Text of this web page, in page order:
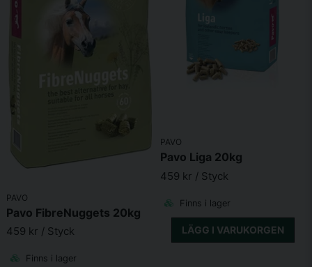
Niacin 25 mg
D-Biotin 250 mcg
Vitamin C 200 mg
PAVO
Pavo FibreNuggets 20kg
459 kr / Styck
Finns i lager
PAVO
Pavo Liga 20kg
459 kr / Styck
Finns i lager
LÄGG I VARUKORGEN